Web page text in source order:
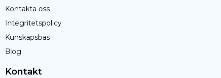
Kontakta oss
Integritetspolicy
Kunskapsbas
Blog
Kontakt